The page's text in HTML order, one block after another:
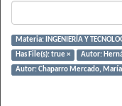
Materia: INGENIERÍA Y
Has File(s): true ×
Autor:
Autor: Chaparro Mercado,